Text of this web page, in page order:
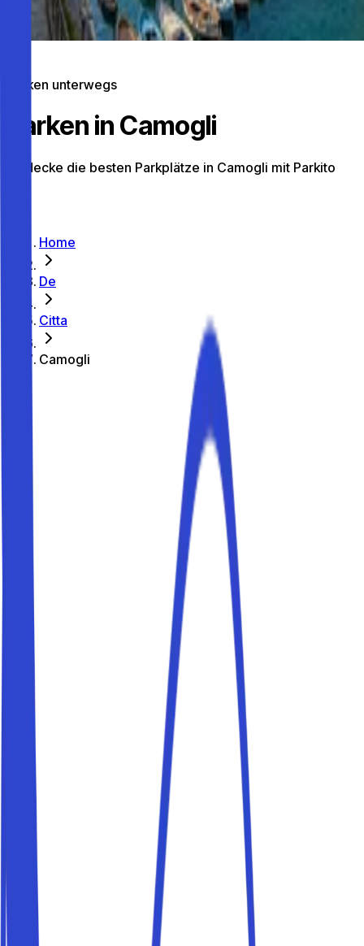
Parken unterwegs
Parken in Camogli
Entdecke die besten Parkplätze in Camogli mit Parkito
Home
De
Citta
Camogli
So parkst du in Camogli
Planst du einen Urlaub in Camogli? Mit Parkito findest du
private Parkplätze in Camogli ab 2,00 € pro Stunde und
25 € pro Tag – ideal, um das Auto stehen zu lassen und
Zentrum, Strandpromenade, Strand, San Fruttuoso und
Bahnhof zu genießen. In der Hochsaison sind die Plätze
schnell weg, also buche frühzeitig.
Parkplätze in der Nähe von Zentrum
Buche einen Parkplatz in der Nähe von Zentrum und
erreiche dein Ziel bequem zu Fuß. Parkito-Stellplätze
sind privat, geprüft und in wenigen Minuten buchbar.
Parkplätze in der Nähe von Strandpromenade
Buche einen Parkplatz in der Nähe von Strandpromenade
und erreiche dein Ziel bequem zu Fuß. Parkito-Stellplätze
sind privat, geprüft und in wenigen Minuten buchbar.
Parkplätze in der Nähe von Strand
Buche einen Parkplatz in der Nähe von Strand und
erreiche dein Ziel bequem zu Fuß. Parkito-Stellplätze
sind privat, geprüft und in wenigen Minuten buchbar.
Parkplätze in der Nähe von San Fruttuoso